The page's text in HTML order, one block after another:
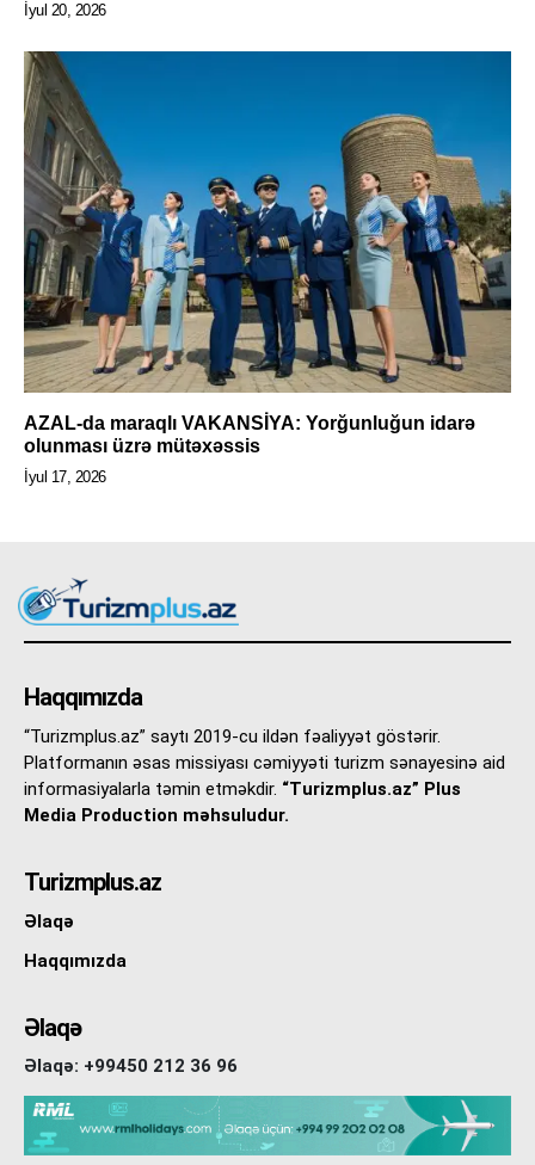
İyul 20, 2026
AZAL-da maraqlı VAKANSİYA: Yorğunluğun idarə
olunması üzrə mütəxəssis
İyul 17, 2026
Haqqımızda
“Turizmplus.az” saytı 2019-cu ildən fəaliyyət göstərir.
Platformanın əsas missiyası cəmiyyəti turizm sənayesinə aid
informasiyalarla təmin etməkdir. “Turizmplus.az” Plus
Media Production məhsuludur.
Turizmplus.az
Əlaqə
Haqqımızda
Əlaqə
Əlaqə: +99450 212 36 96